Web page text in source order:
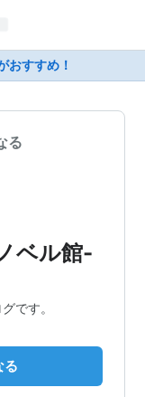
おすすめ！
る
ベル館-
です。
る